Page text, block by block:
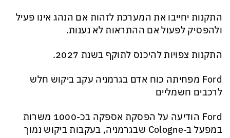
התקנות יחייבו את המערכת לזהות אם הנהג אינו פעיל
ולהפסיק לפעול אם ההתראות לא נענות.
התקנות צפויות להיכנס לתוקף בשנת 2027.
Ford מפחיתה כוח אדם בגרמניה עקב ביקוש חלש
לרכבים חשמליים
Ford הודיעה על הפסקת אספקה בכ-1000 משרות
במפעל ב-Cologne שבגרמניה, בעקבות ביקוש נמוך